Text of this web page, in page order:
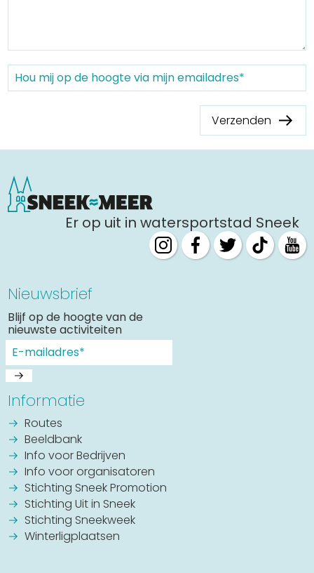
Verzenden
Er op uit in watersportstad Sneek
Nieuwsbrief
Blijf op de hoogte van de
nieuwste activiteiten
Informatie
Routes
Beeldbank
Info voor Bedrijven
Info voor organisatoren
Stichting Sneek Promotion
Stichting Uit in Sneek
Stichting Sneekweek
Winterligplaatsen